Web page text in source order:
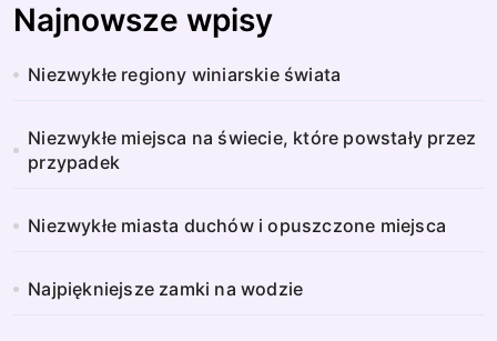
Najnowsze wpisy
Niezwykłe regiony winiarskie świata
Niezwykłe miejsca na świecie, które powstały przez
przypadek
Niezwykłe miasta duchów i opuszczone miejsca
Najpiękniejsze zamki na wodzie